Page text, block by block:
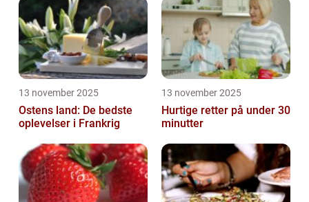
13 november 2025
Ostens land: De bedste
oplevelser i Frankrig
13 november 2025
Hurtige retter på under 30
minutter